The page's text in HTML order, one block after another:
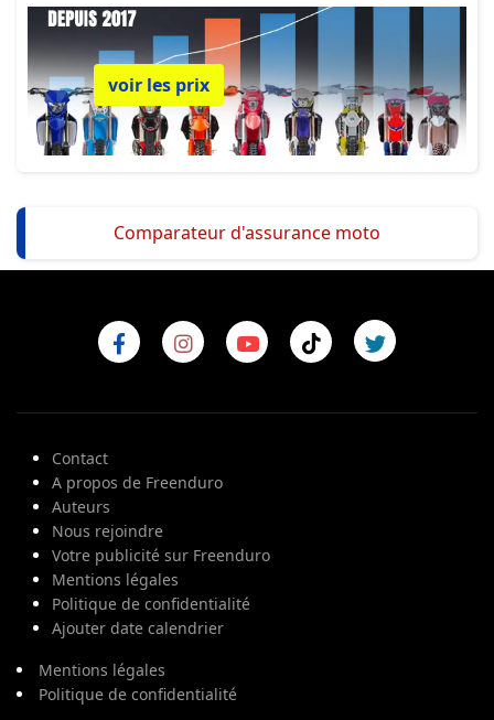
voir les prix
Comparateur d'assurance moto
Contact
A propos de Freenduro
Auteurs
Nous rejoindre
Votre publicité sur Freenduro
Mentions légales
Politique de confidentialité
Ajouter date calendrier
Mentions légales
Politique de confidentialité